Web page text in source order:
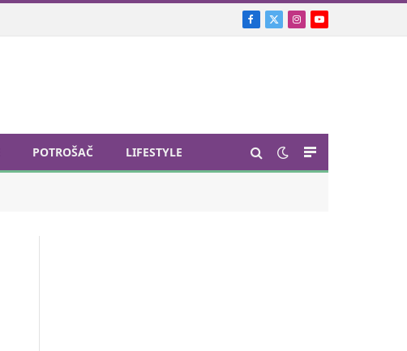
Facebook
X
Instagram
YouTube
POTROŠAČ LIFESTYLE